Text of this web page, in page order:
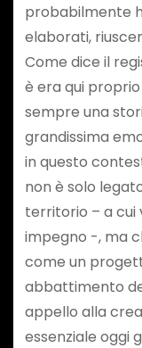
probabilmente
elaborati,
Come dice il
è era qui
sempre una
grandissima
in questo
non è solo
territorio – a cui
impegno -, ma
come un
abbattimento
appello alla
essenziale oggi